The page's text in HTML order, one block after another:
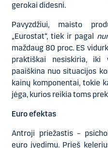
gerokai didesni.
Pavyzdžiui, maisto
„Eurostat“, tiek ir pagal
maždaug 80 proc. ES
praktiškai nesiskiria, iki
paaiškina nuo situacijos
kainų komponentai, tokie
jėga, kurios reikia toms
Euro efektas
Antroji priežastis –
euro įvedimu. Prieš